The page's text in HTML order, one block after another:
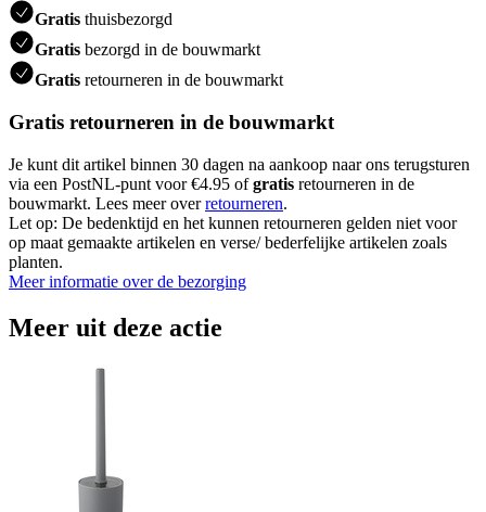
Gratis thuisbezorgd
Gratis bezorgd in de bouwmarkt
Gratis retourneren in de bouwmarkt
Gratis retourneren in de bouwmarkt
Je kunt dit artikel binnen 30 dagen na aankoop naar ons terugsturen
via een PostNL-punt voor €4.95 ofgratis retourneren in de
bouwmarkt. Lees meer overretourneren.
Let op: De bedenktijd en het kunnen retourneren gelden niet voor
op maat gemaakte artikelen en verse/ bederfelijke artikelen zoals
planten.
Meer informatie over de bezorging
Meer uit deze actie